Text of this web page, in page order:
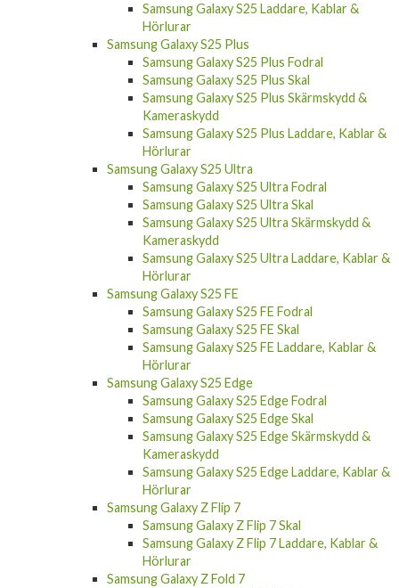
Samsung Galaxy S25 Laddare, Kablar &
Hörlurar
Samsung Galaxy S25 Plus
Samsung Galaxy S25 Plus Fodral
Samsung Galaxy S25 Plus Skal
Samsung Galaxy S25 Plus Skärmskydd &
Kameraskydd
Samsung Galaxy S25 Plus Laddare, Kablar &
Hörlurar
Samsung Galaxy S25 Ultra
Samsung Galaxy S25 Ultra Fodral
Samsung Galaxy S25 Ultra Skal
Samsung Galaxy S25 Ultra Skärmskydd &
Kameraskydd
Samsung Galaxy S25 Ultra Laddare, Kablar &
Hörlurar
Samsung Galaxy S25 FE
Samsung Galaxy S25 FE Fodral
Samsung Galaxy S25 FE Skal
Samsung Galaxy S25 FE Laddare, Kablar &
Hörlurar
Samsung Galaxy S25 Edge
Samsung Galaxy S25 Edge Fodral
Samsung Galaxy S25 Edge Skal
Samsung Galaxy S25 Edge Skärmskydd &
Kameraskydd
Samsung Galaxy S25 Edge Laddare, Kablar &
Hörlurar
Samsung Galaxy Z Flip 7
Samsung Galaxy Z Flip 7 Skal
Samsung Galaxy Z Flip 7 Laddare, Kablar &
Hörlurar
Samsung Galaxy Z Fold 7